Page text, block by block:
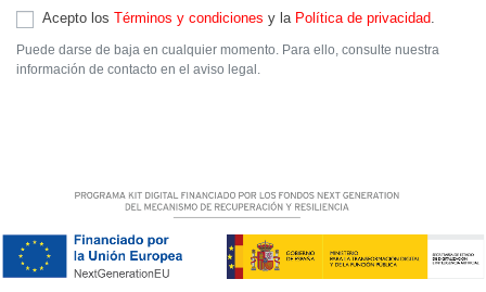
Acepto los Términos y condiciones y la Política de privacidad
Puede darse de baja en cualquier momento. Para ello, consulte nuestra
información de contacto en el aviso legal.